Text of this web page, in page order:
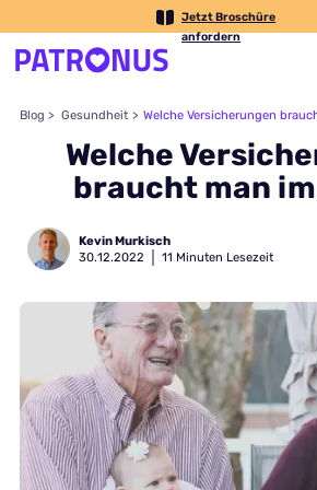
Jetzt Broschüre
anfordern
Blog > Gesundheit > Welche Versicherungen
Welche
braucht man
Kevin Murkisch
30.12.2022 11 Minuten Lesezeit